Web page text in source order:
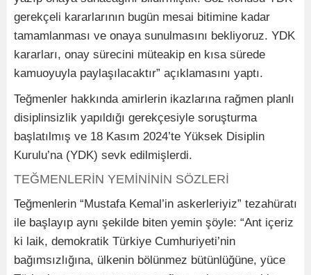
gerekçeli kararlarının bugün mesai bitimine kadar
tamamlanması ve onaya sunulmasını bekliyoruz. YDK
kararları, onay sürecini müteakip en kısa sürede
kamuoyuyla paylaşılacaktır” açıklamasını yaptı.
Teğmenler hakkında amirlerin ikazlarına rağmen planlı
disiplinsizlik yapıldığı gerekçesiyle soruşturma
başlatılmış ve 18 Kasım 2024’te Yüksek Disiplin
Kurulu’na (YDK) sevk edilmişlerdi.
TEĞMENLERİN YEMİNİNİN SÖZLERİ
Teğmenlerin “Mustafa Kemal’in askerleriyiz” tezahüratı
ile başlayıp aynı şekilde biten yemin şöyle: “Ant içeriz
ki laik, demokratik Türkiye Cumhuriyeti’nin
bağımsızlığına, ülkenin bölünmez bütünlüğüne, yüce